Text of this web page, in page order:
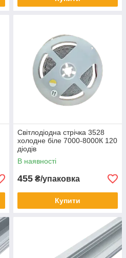
Світлодіодна стрічка 3528
холодне біле 7000-8000К 120
діодів
В наявності
455 ₴/упаковка
Купити